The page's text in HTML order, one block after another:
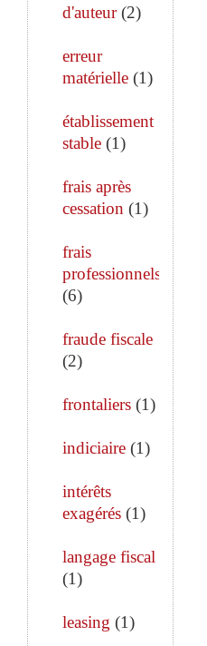
d'auteur(2)
erreur
matérielle (1)
établissement
stable (1)
frais après
cessation (1)
frais
professionnels
(6)
fraude fiscale
(2)
frontaliers (1)
indiciaire (1)
intérêts
exagérés (1)
langage fiscal
(1)
leasing (1)